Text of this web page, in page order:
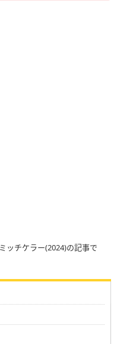
ッチケラー(2024)の記事で